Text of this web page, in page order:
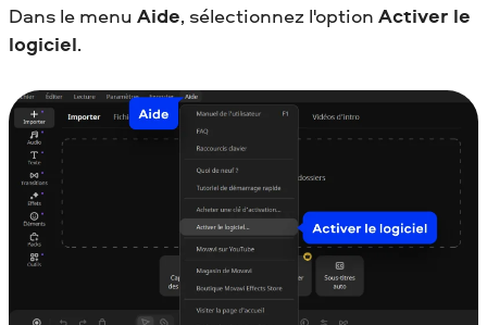
Dans le menu Aide, sélectionnez l'option Activer le
logiciel.